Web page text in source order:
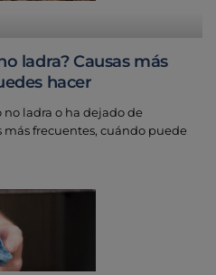
ladra? Causas más
hacer
ladra o ha dejado de
más frecuentes, cuándo puede